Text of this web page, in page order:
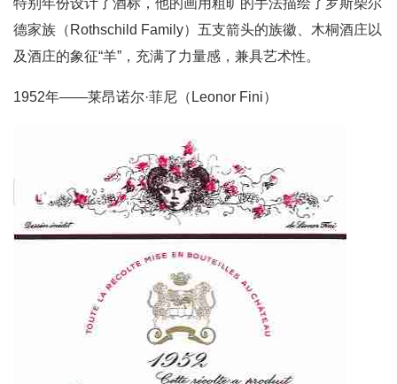
特别年份设计了酒标，他的画用粗旷的手法描绘了罗斯柴尔
德家族（Rothschild Family）五支箭头的族徽、木桐酒庄以
及酒庄的象征“羊”，充满了力量感，兼具艺术性。
1952年——莱昂诺尔·菲尼（Leonor Fini）